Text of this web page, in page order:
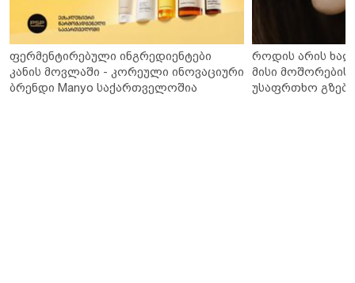
ფერმენტირებული ინგრედიენტები
კანის მოვლაში - კორეული ინოვაციური
ბრენდი Manyo საქართველოშია
როდის არის
მისი მოშორების
უსაფრთხო გზები